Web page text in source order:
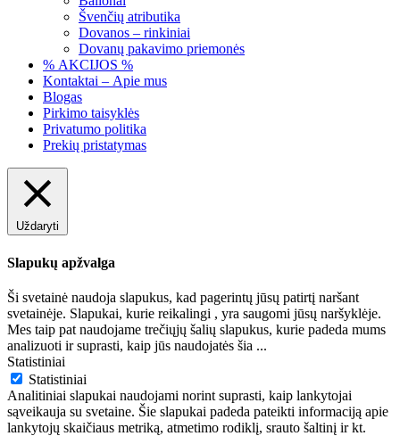
Švenčių atributika
Dovanos – rinkiniai
Dovanų pakavimo priemonės
% AKCIJOS %
Kontaktai – Apie mus
Blogas
Pirkimo taisyklės
Privatumo politika
Prekių pristatymas
Uždaryti
Slapukų apžvalga
Ši svetainė naudoja slapukus, kad pagerintų jūsų patirtį naršant
svetainėje. Slapukai, kurie reikalingi , yra saugomi jūsų naršyklėje.
Mes taip pat naudojame trečiųjų šalių slapukus, kurie padeda mums
analizuoti ir suprasti, kaip jūs naudojatės šia ...
Statistiniai
Statistiniai
Analitiniai slapukai naudojami norint suprasti, kaip lankytojai
sąveikauja su svetaine. Šie slapukai padeda pateikti informaciją apie
lankytojų skaičiaus metriką, atmetimo rodiklį, srauto šaltinį ir kt.